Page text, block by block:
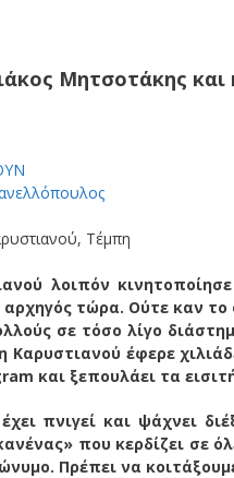
Μητσοτάκης
λοιπόν
αρχηγός τώρα. Ούτε καν
σε τόσο λίγο
Καρυστιανού έφερε
και ξεπουλάει τα
πνιγεί και ψάχνει
που κερδίζει σε
Πρέπει να